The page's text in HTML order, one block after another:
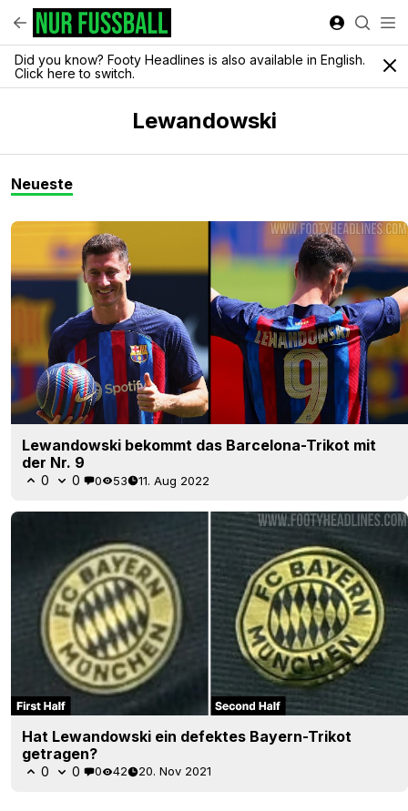
Did you know? Footy Headlines is also available in English.
Click here to switch.
Lewandowski
Neueste
Lewandowski bekommt das Barcelona-Trikot mit
der Nr. 9
0 0 0 53 11. Aug 2022
Hat Lewandowski ein defektes Bayern-Trikot
getragen?
0 0 0 42 20. Nov 2021